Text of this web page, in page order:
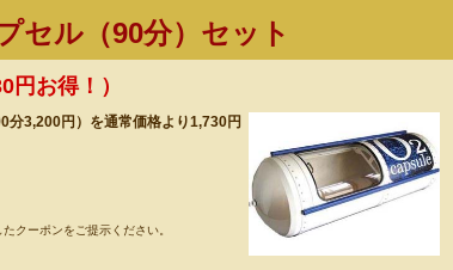
セル（90分）セット
円お得！）
分3,200円）を通常価格より1,730円
クーポンをご提示ください。